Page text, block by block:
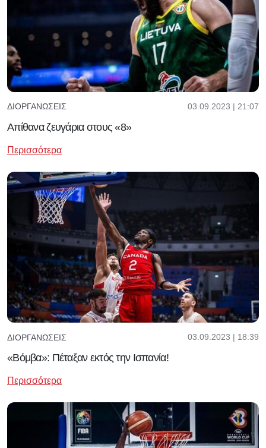
ΔΙΟΡΓΑΝΏΣΕΙΣ 03.09.2023 | 21:07
Απίθανα ζευγάρια στους «8»
Περισσότερα
ΔΙΟΡΓΑΝΏΣΕΙΣ 03.09.2023 | 18:39
«Βόμβα»: Πέταξαν εκτός την Ισπανία!
Περισσότερα